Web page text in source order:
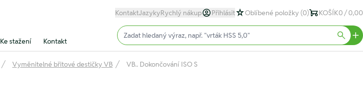
KontaktJazykyRychlý nákup Přihlásit Oblíbené položky (0) KOŠÍK0 / 0,00
Ke stažení Kontakt
Input (text)
Vyměnitelné břitové destičky VB VB.. Dokončování ISO S